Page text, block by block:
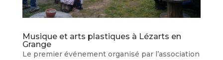
Musique et arts plastiques à Lézarts en
Grange
Le premier événement organisé par l’association